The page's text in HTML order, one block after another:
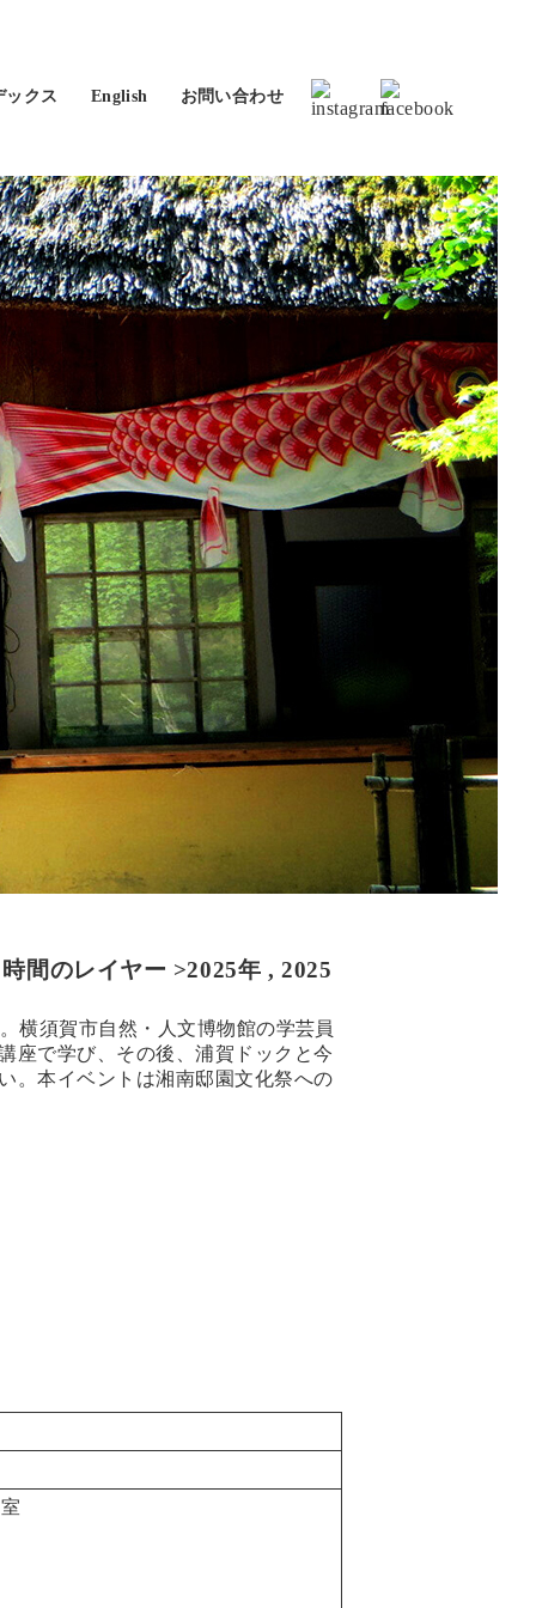
ックス English お問い合わせ
間のレイヤー >2025年 , 2025
横須賀市自然・人文博物館の学芸員
座で学び、その後、浦賀ドックと今
。本イベントは湘南邸園文化祭への